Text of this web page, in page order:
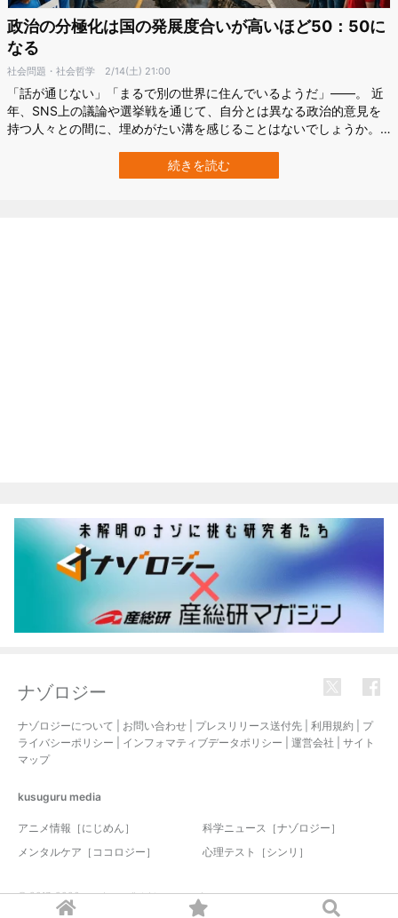
政治の分極化は国の発展度合いが高いほど50：50に
なる
社会問題・社会哲学 2/14(土) 21:00
「話が通じない」「まるで別の世界に住んでいるようだ」——。 近
年、SNS上の議論や選挙戦を通じて、自分とは異なる政治的意見を
持つ人々との間に、埋めがたい溝を感じることはないでしょうか。
における深刻な懸念事項となっています。 多くの人は、その原因を
「インターネットやSNSの普及によって、極端な意見ばかりが増幅
続きを読む
ナゾロジー
ナゾロジーについて お問い合わせ プレスリリース送付先 利用規約
プ
ライバシーポリシー
インフォマティブデータポリシー 運営会社
サイト
マップ
kusuguru media
アニメ情報［にじめん］
科学ニュース［ナゾロジー］
メンタルケア［ココロジー］
心理テスト［シンリ］
© 2017-2026 nazology. all rights reserved.